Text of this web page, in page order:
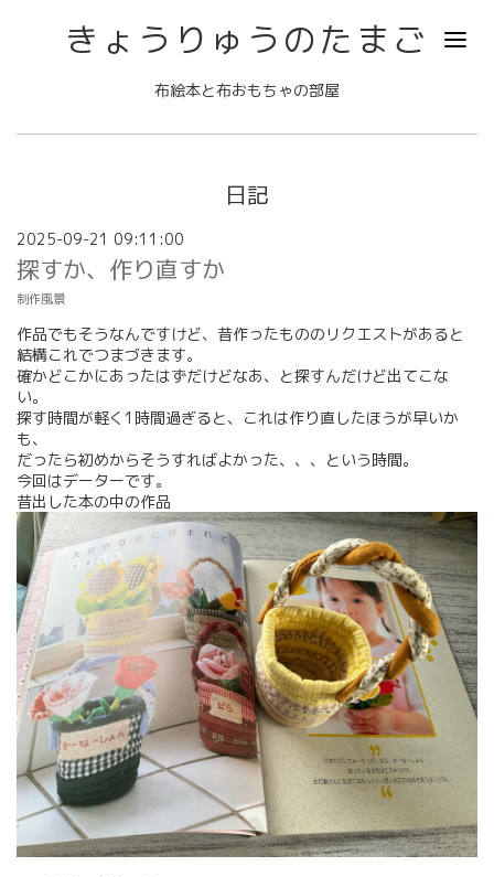
きょうりゅうのたまご
布絵本と布おもちゃの部屋
日記
2025-09-21 09:11:00
探すか、作り直すか
制作風景
作品でもそうなんですけど、昔作ったもののリクエストがあると
結構これでつまづきます。
確かどこかにあったはずだけどなあ、と探すんだけど出てこな
い。
探す時間が軽く1時間過ぎると、これは作り直したほうが早いか
も、
だったら初めからそうすればよかった、、、という時間。
今回はデーターです。
昔出した本の中の作品